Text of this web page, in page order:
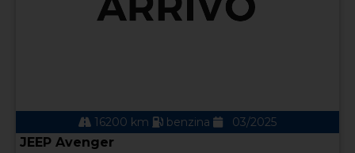
16200 km benzina 03/2025
JEEP Avenger